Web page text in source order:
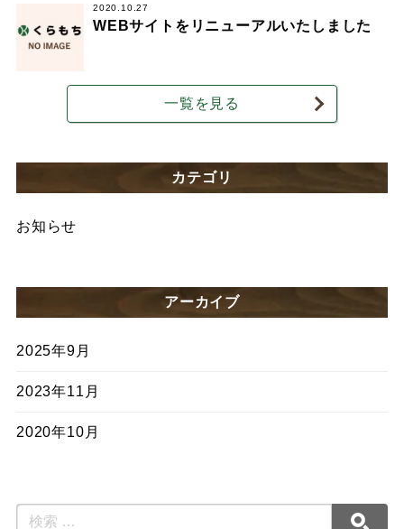
2020.10.27
WEBサイトをリニューアルいたしました
一覧を見る
カテゴリ
お知らせ
アーカイブ
2025年9月
2023年11月
2020年10月